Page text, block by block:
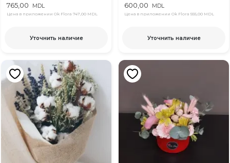
765,00 MDL
Цена в приложении Ok Flora 747,00 MDL
Уточнить наличие
600,00 MDL
Цена в приложении Ok Flora 555,00 MDL
Уточнить наличие